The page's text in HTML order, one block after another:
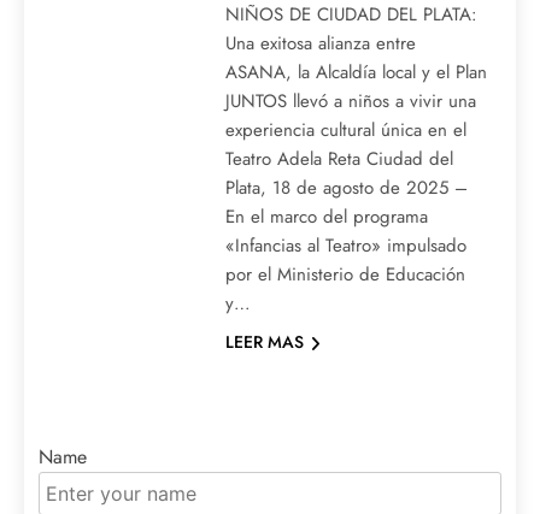
NIÑOS DE CIUDAD DEL PLATA:
Una exitosa alianza entre
ASANA, la Alcaldía local y el Plan
JUNTOS llevó a niños a vivir una
experiencia cultural única en el
Teatro Adela Reta Ciudad del
Plata, 18 de agosto de 2025 –
En el marco del programa
«Infancias al Teatro» impulsado
por el Ministerio de Educación
y…
LEER MAS
Name